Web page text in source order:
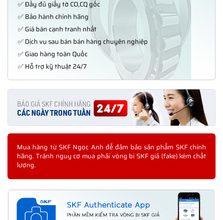
✅ Đầy đủ giấy tờ CO,CQ gốc
✅ Bảo hành chính hãng
✅ Giá bán cạnh tranh nhất
✅ Dịch vụ sau bán bán hàng chuyên nghiệp
✅ Giao hàng toàn Quốc
✅ Hỗ trợ kỹ thuật 24/7
Mua hàng từ SKF Ngọc Anh để đảm bảo sản phẩm SKF chính
hãng. Tránh nguy cơ mua phải vòng bi SKF giả (fake) kém chất
lượng.